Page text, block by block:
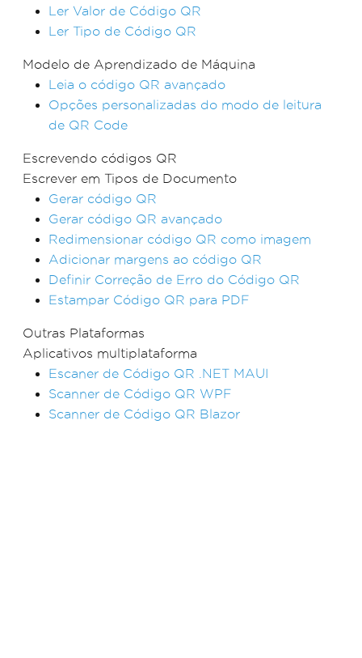
Ler Valor de Código QR
Ler Tipo de Código QR
Modelo de Aprendizado de Máquina
Leia o código QR avançado
Opções personalizadas do modo de leitura
de QR Code
Escrevendo códigos QR
Escrever em Tipos de Documento
Gerar código QR
Gerar código QR avançado
Redimensionar código QR como imagem
Adicionar margens ao código QR
Definir Correção de Erro do Código QR
Estampar Código QR para PDF
Outras Plataformas
Aplicativos multiplataforma
Escaner de Código QR .NET MAUI
Scanner de Código QR WPF
Scanner de Código QR Blazor